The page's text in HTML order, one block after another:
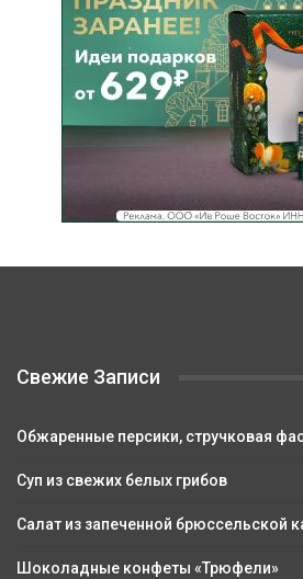
Свежие Записи
Обжаренные персики, стручковая
Суп из свежих белых грибов
Салат из запеченной брюссельской
Шоколадные конфеты «Трюфели»